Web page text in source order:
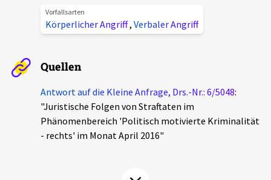
Podcasts
Kontakt
Spenden
chronik.LE in der Presse
Vorfallsarten
Körperlicher Angriff, Verbaler Angriff
Quellen
Antwort auf die Kleine Anfrage, Drs.-Nr.: 6/5048:
"Juristische Folgen von Straftaten im
Phänomenbereich 'Politisch motivierte Kriminalität
- rechts' im Monat April 2016"